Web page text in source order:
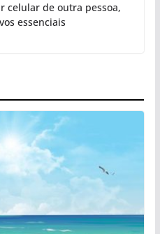
celular de outra pessoa,
essenciais